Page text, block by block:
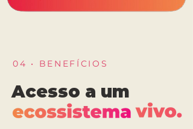
04 • BENEFÍCIOS
Acesso a um